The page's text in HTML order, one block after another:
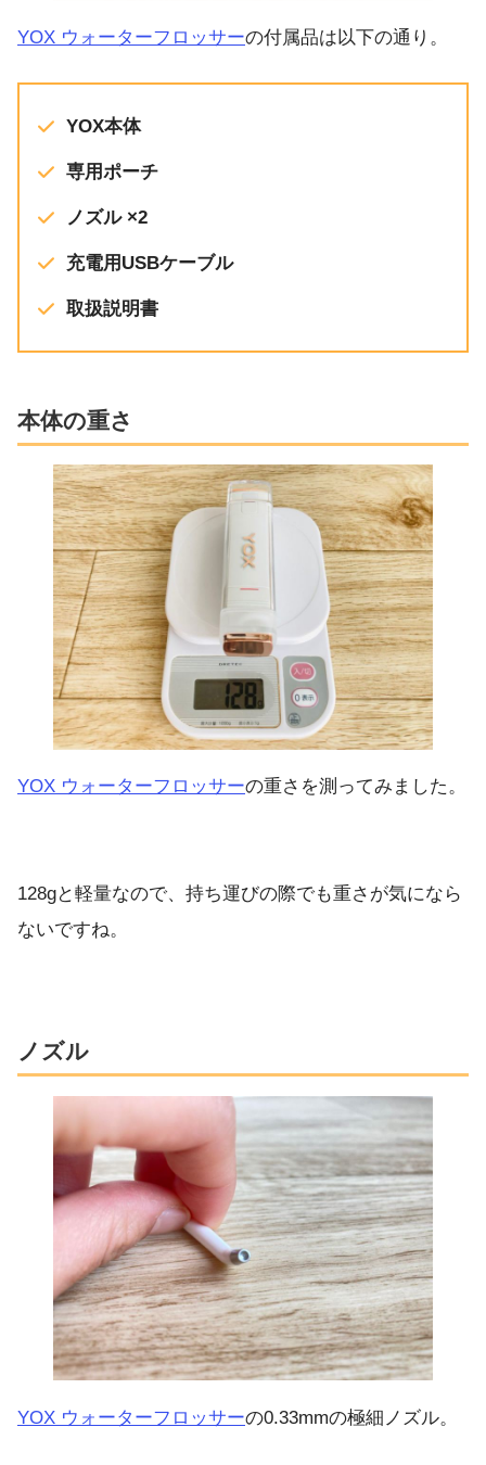
YOX ウォーターフロッサーの付属品は以下の通り。
YOX本体
専用ポーチ
ノズル ×2
充電用USBケーブル
取扱説明書
本体の重さ
YOX ウォーターフロッサーの重さを測ってみました。
128gと軽量なので、持ち運びの際でも重さが気になら
ないですね。
ノズル
YOX ウォーターフロッサーの0.33mmの極細ノズル。